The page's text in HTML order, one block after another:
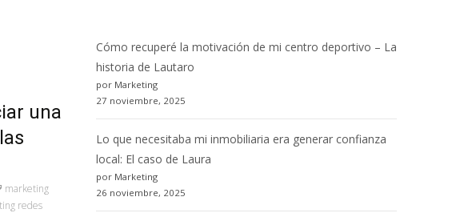
una
marketing
redes
Cómo recuperé la motivación de mi centro deportivo – La
historia de Lautaro
por Marketing
27 noviembre, 2025
Lo que necesitaba mi inmobiliaria era generar confianza
local: El caso de Laura
por Marketing
26 noviembre, 2025